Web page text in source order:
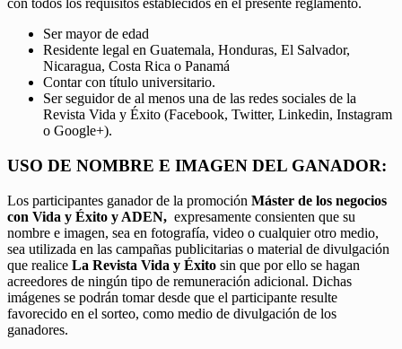
con todos los requisitos establecidos en el presente reglamento.
Ser mayor de edad
Residente legal en Guatemala, Honduras, El Salvador,
Nicaragua, Costa Rica o Panamá
Contar con título universitario.
Ser seguidor de al menos una de las redes sociales de la
Revista Vida y Éxito (Facebook, Twitter, Linkedin, Instagram
o Google+).
USO DE NOMBRE E IMAGEN DEL GANADOR:
Los participantes ganador de la promoción Máster de los negocios
con Vida y Éxito y ADEN, expresamente consienten que su
nombre e imagen, sea en fotografía, video o cualquier otro medio,
sea utilizada en las campañas publicitarias o material de divulgación
que realice La Revista Vida y Éxito sin que por ello se hagan
acreedores de ningún tipo de remuneración adicional. Dichas
imágenes se podrán tomar desde que el participante resulte
favorecido en el sorteo, como medio de divulgación de los
ganadores.